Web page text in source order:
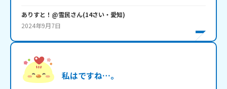
ありすと！@雪民さん(14さい・ 愛知)
2024年9月7日
私はですね…。